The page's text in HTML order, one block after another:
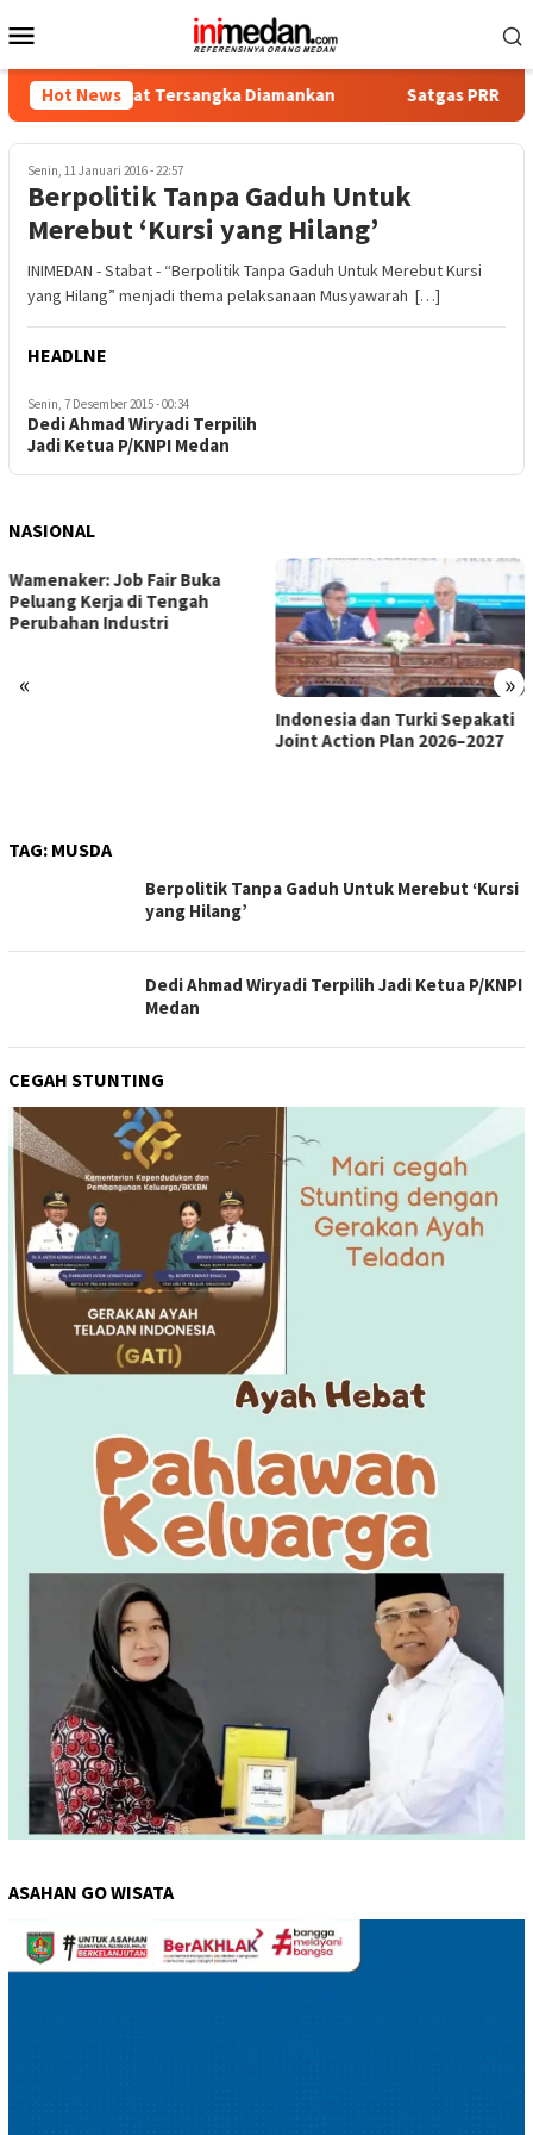
ke
Mobile
Hot News
Empat Tersangka Diamankan Satgas PRR Pacu
Senin, 11 Januari 2016 - 22:57
Berpolitik Tanpa Gaduh Untuk
Merebut ‘Kursi yang Hilang’
INIMEDAN - Stabat - “Berpolitik Tanpa Gaduh Untuk Merebut Kursi
yang Hilang” menjadi thema pelaksanaan Musyawarah […]
HEADLNE
Senin, 7 Desember 2015 - 00:34
Dedi Ahmad Wiryadi Terpilih
Jadi Ketua P/KNPI Medan
NASIONAL
« »
Satgas PRR Pacu Realisasi
Tambahan TKD Aceh Rp1,65
TAG: MUSDA
Berpolitik Tanpa Gaduh Untuk Merebut ‘Kursi
yang Hilang’
Dedi Ahmad Wiryadi Terpilih Jadi Ketua P/KNPI
Medan
CEGAH STUNTING
ASAHAN GO WISATA
Pemutar
Video